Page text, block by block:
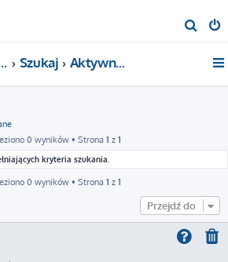
z
a Living Szukaj Aktywne tematy
0 wyników • Strona 1 z 1
kryteria szukania.
0 wyników • Strona 1 z 1
Przejdź do